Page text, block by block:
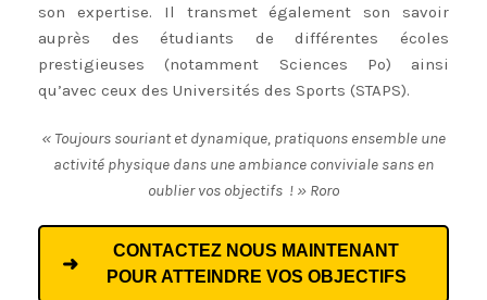
son expertise. Il transmet également son savoir
auprès des étudiants de différentes écoles
prestigieuses (notamment Sciences Po) ainsi
qu’avec ceux des Universités des Sports (STAPS).
« Toujours souriant et dynamique, pratiquons ensemble une
activité physique dans une ambiance conviviale sans en
oublier vos objectifs ! » Roro
CONTACTEZ NOUS MAINTENANT
POUR ATTEINDRE VOS OBJECTIFS